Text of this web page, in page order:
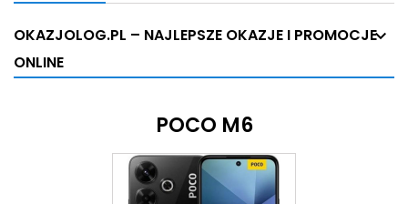
OKAZJOLOG.PL – NAJLEPSZE OKAZJE I PROMOCJE
ONLINE
POCO M6